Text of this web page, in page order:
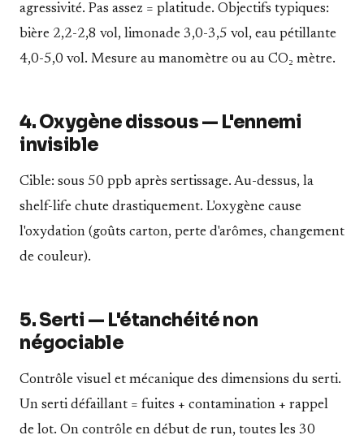
agressivité. Pas assez = platitude. Objectifs typiques:
bière 2,2-2,8 vol, limonade 3,0-3,5 vol, eau pétillante
4,0-5,0 vol. Mesure au manomètre ou au CO₂ mètre.
4. Oxygène dissous — L'ennemi
invisible
Cible: sous 50 ppb après sertissage. Au-dessus, la
shelf-life chute drastiquement. L'oxygène cause
l'oxydation (goûts carton, perte d'arômes, changement
de couleur).
5. Serti — L'étanchéité non
négociable
Contrôle visuel et mécanique des dimensions du serti.
Un serti défaillant = fuites + contamination + rappel
de lot. On contrôle en début de run, toutes les 30